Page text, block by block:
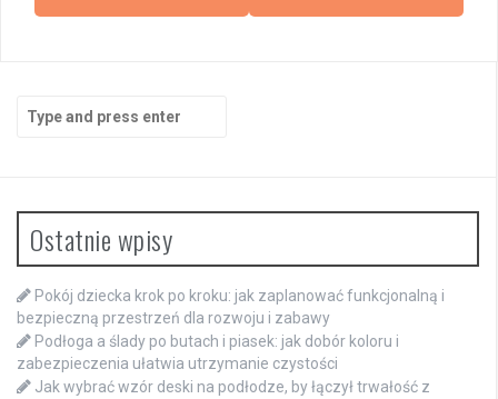
Search
for:
Ostatnie wpisy
Pokój dziecka krok po kroku: jak zaplanować funkcjonalną i
bezpieczną przestrzeń dla rozwoju i zabawy
Podłoga a ślady po butach i piasek: jak dobór koloru i
zabezpieczenia ułatwia utrzymanie czystości
Jak wybrać wzór deski na podłodze, by łączył trwałość z